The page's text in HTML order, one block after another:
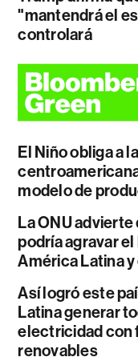
"mantendrá el
controlará
El Niño obliga a
modelo de
La ONU advierte
podría agravar
América Latina
Así logró este
Latina generar
electricidad con
renovables